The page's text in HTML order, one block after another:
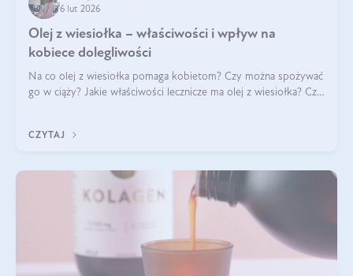
6 lut 2026
Olej z wiesiołka – właściwości i wpływ na
kobiece dolegliwości
Na co olej z wiesiołka pomaga kobietom? Czy można spożywać
go w ciąży? Jakie właściwości lecznicze ma olej z wiesiołka? Czy
CZYTAJ